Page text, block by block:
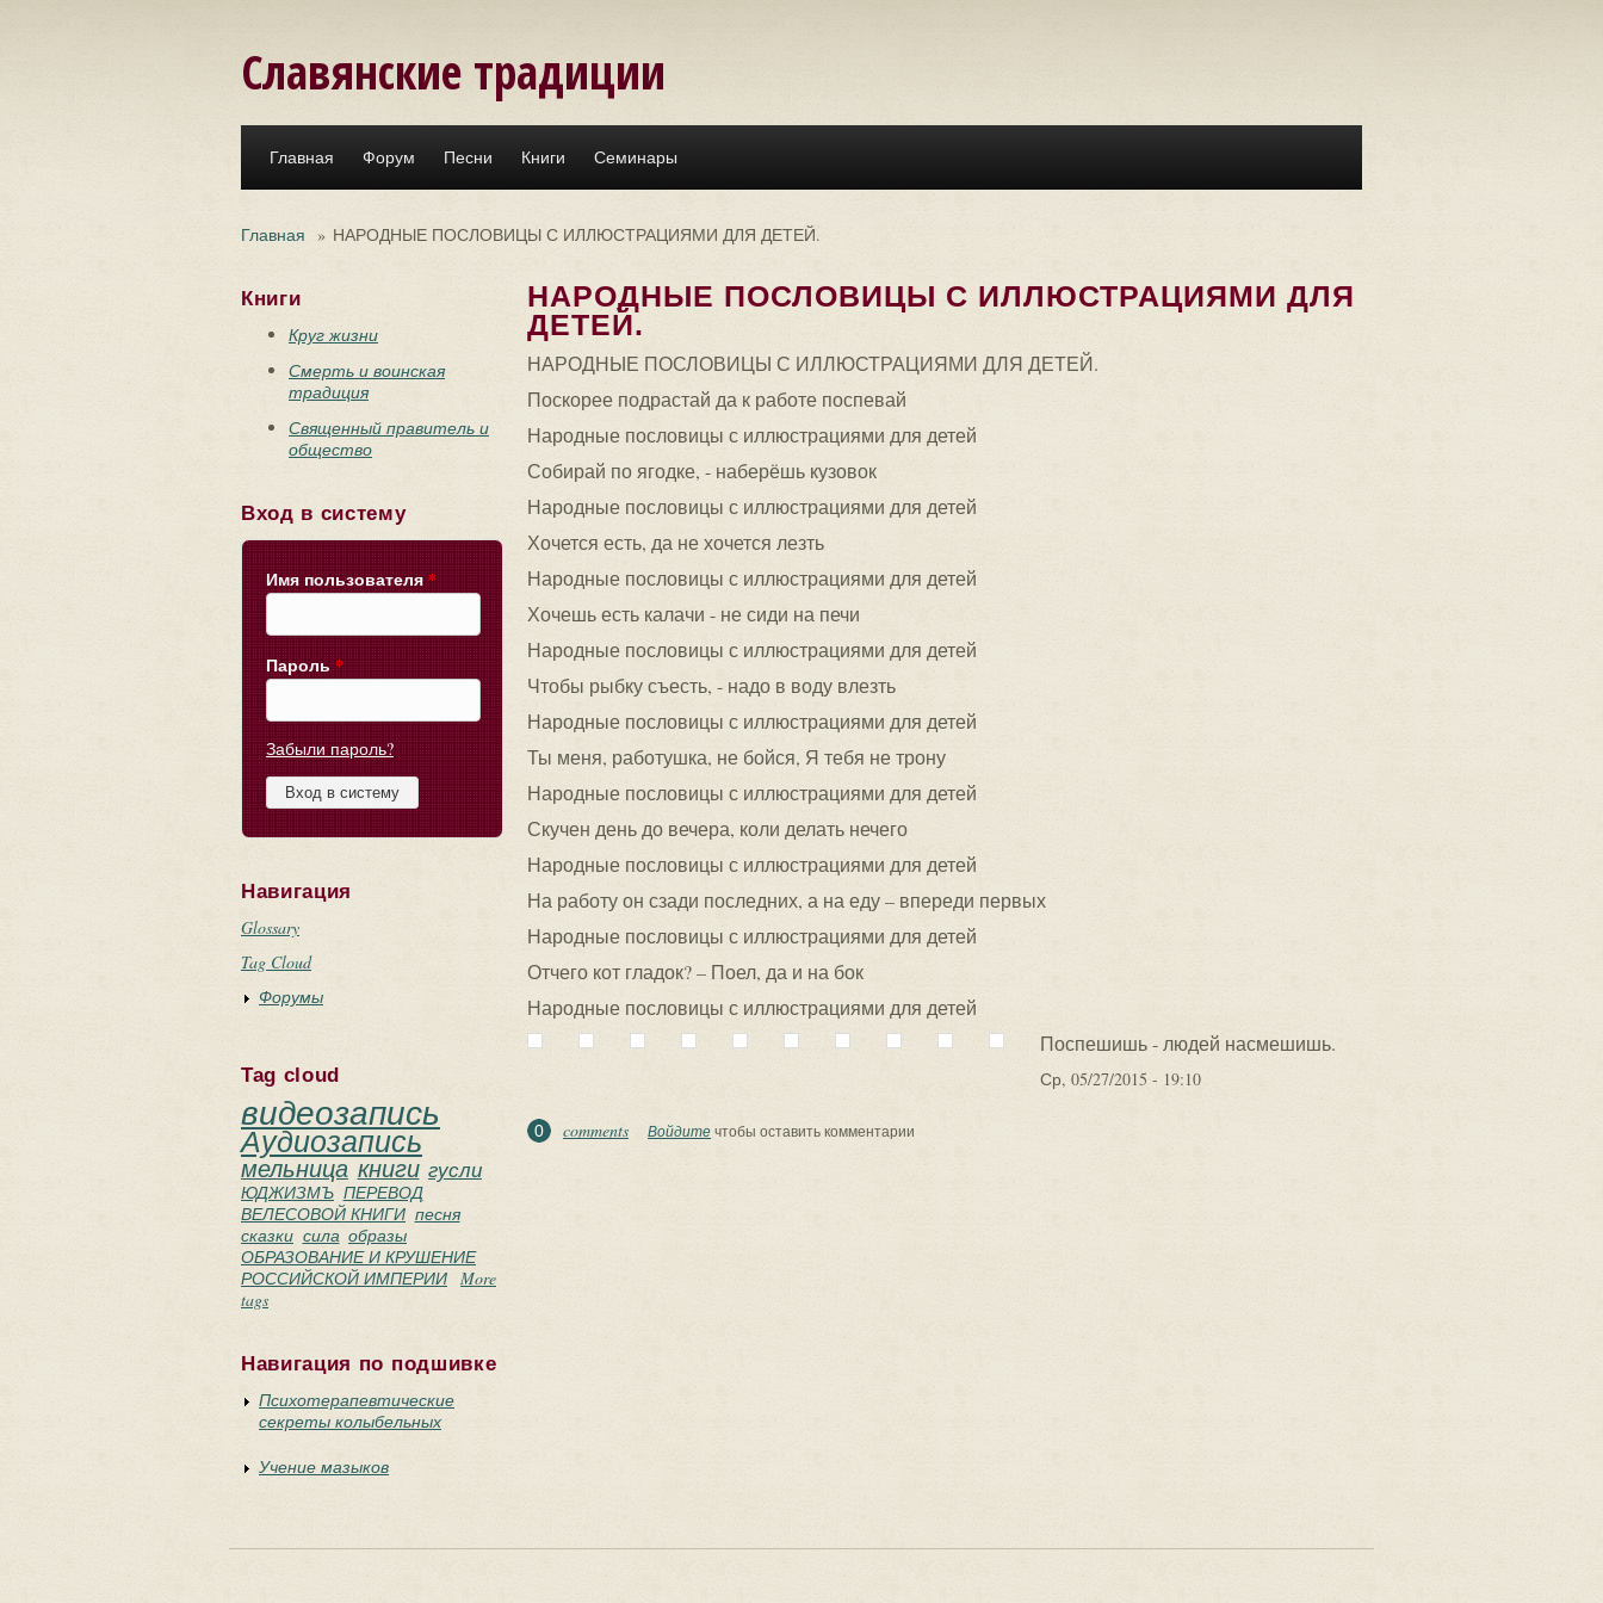
Славянские традиции
Главная Форум Песни Книги Семинары
Главная » НАРОДНЫЕ ПОСЛОВИЦЫ С ИЛЛЮСТРАЦИЯМИ ДЛЯ ДЕТЕЙ.
Книги
Круг жизни
Смерть и воинская
традиция
Священный правитель и
общество
Вход в систему
Имя пользователя *
Пароль *
Забыли пароль?
Навигация
Glossary
Tag Cloud
Форумы
Tag cloud
видеозапись
Аудиозапись
мельница книги гусли
ЮДЖИЗМЪ ПЕРЕВОД
ВЕЛЕСОВОЙ КНИГИ песня
сказки сила образы
ОБРАЗОВАНИЕ И КРУШЕНИЕ
РОССИЙСКОЙ ИМПЕРИИ More
tags
Навигация по подшивке
Психотерапевтические
секреты колыбельных
Учение мазыков
НАРОДНЫЕ ПОСЛОВИЦЫ С ИЛЛЮСТРАЦИЯМИ ДЛЯ
ДЕТЕЙ.
НАРОДНЫЕ ПОСЛОВИЦЫ С ИЛЛЮСТРАЦИЯМИ ДЛЯ ДЕТЕЙ.
Поскорее подрастай да к работе поспевай
Народные пословицы с иллюстрациями для детей
Собирай по ягодке, - наберёшь кузовок
Народные пословицы с иллюстрациями для детей
Хочется есть, да не хочется лезть
Народные пословицы с иллюстрациями для детей
Хочешь есть калачи - не сиди на печи
Народные пословицы с иллюстрациями для детей
Чтобы рыбку съесть, - надо в воду влезть
Народные пословицы с иллюстрациями для детей
Ты меня, работушка, не бойся, Я тебя не трону
Народные пословицы с иллюстрациями для детей
Скучен день до вечера, коли делать нечего
Народные пословицы с иллюстрациями для детей
На работу он сзади последних, а на еду – впереди первых
Народные пословицы с иллюстрациями для детей
Отчего кот гладок? – Поел, да и на бок
Народные пословицы с иллюстрациями для детей
Поспешишь - людей насмешишь.
Ср, 05/27/2015 - 19:10
0 comments Войдитечтобы оставить комментарии